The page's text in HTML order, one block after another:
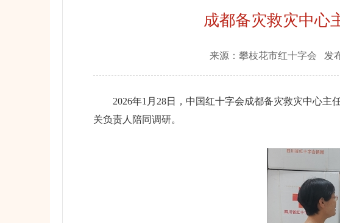
成都备灾救灾中心
来源： 攀枝花市红十字会 发
2026年1月28日，中国红十字会成都备灾救灾中心主
关负责人陪同调研。